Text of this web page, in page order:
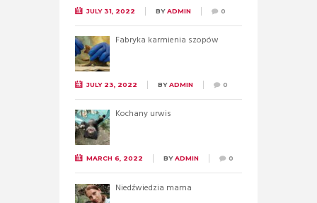
JULY 31, 2022 BYADMIN 0
Fabryka karmienia szopów
JULY 23, 2022 BYADMIN 0
Kochany urwis
MARCH 6, 2022 BYADMIN 0
Niedźwiedzia mama